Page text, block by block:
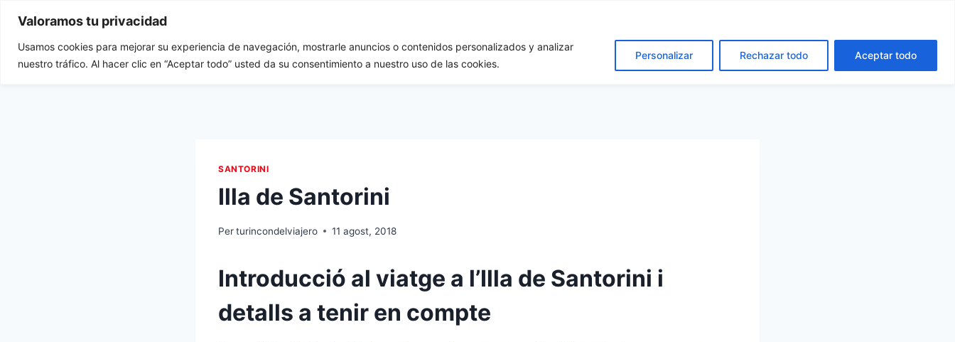
Valoramos tu privacidad
Usamos cookies para mejorar su experiencia de navegación, mostrarle anuncios o contenidos personalizados y analizar
nuestro tráfico. Al hacer clic en “Aceptar todo” usted da su consentimiento a nuestro uso de las cookies.
Personalizar Rechazar todo Aceptar todo
contingutTu Rincón del Viajero Inici Destins Qui som? Dona’ns suport!! Contacta Español Català
SANTORINI
Illa de Santorini
Perturincondelviajero 11 agost, 2018
Introducció al viatge a l’Illa de Santorini i
detalls a tenir en compte